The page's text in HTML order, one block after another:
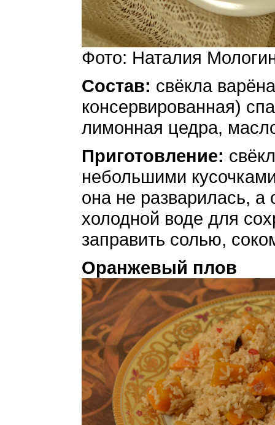
Фото: Наталия
Состав: свёкла
консервированная)
лимонная цедра,
Приготовление:
небольшими
она не разварилась, а
холодной воде для
заправить солью,
Оранжевый плов